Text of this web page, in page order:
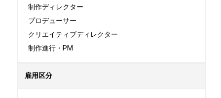
制作ディレクター
プロデューサー
クリエイティブディレクター
制作進行・PM
雇用区分